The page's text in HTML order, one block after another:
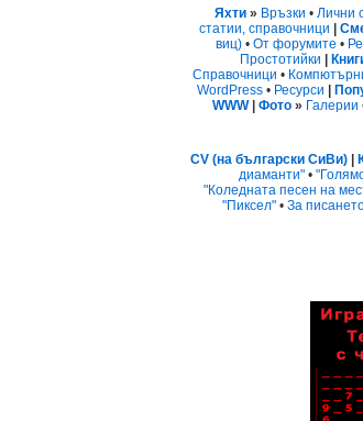
Яхти » Връзки • Лични
статии, справочници
виц) • От форумите •
Простотийки
Справочници •
WordPress • Ресурси
WWW| Фото » Галерии
CV (на български СиВи)
диаманти" •
"Коледната песен на
"Пиксел" • За